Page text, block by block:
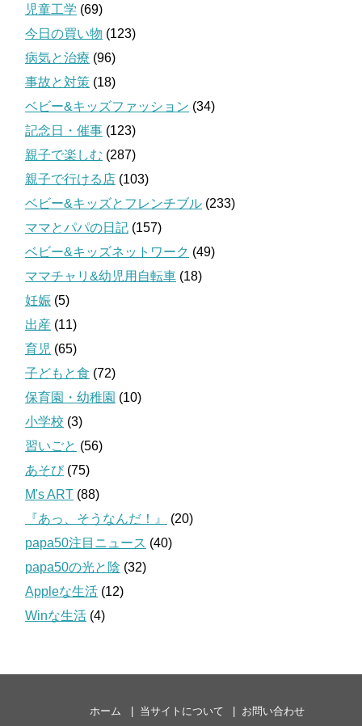
児童工学 (69)
今日の買い物 (123)
病気と治療 (96)
事故と対策 (18)
ベビー&キッズファッション (34)
記念日・催事 (123)
親子で楽しむ (287)
親子で行ける店 (103)
ベビー&キッズとフレンチブル (233)
ママとパパの日記 (157)
ベビー&キッズネットワーク (49)
ママチャリ&幼児用自転車 (18)
妊娠 (5)
出産 (11)
育児 (65)
子どもと食 (72)
保育園・幼稚園 (10)
小学校 (3)
習いごと (56)
あそび(75)
M's ART (88)
『あっ、そうなんだ！』
(20)
papa50注目ニュース (40)
papa50の光と陰 (32)
Appleな生活 (12)
Winな生活 (4)
ホーム 当サイトについて お問い合わせ